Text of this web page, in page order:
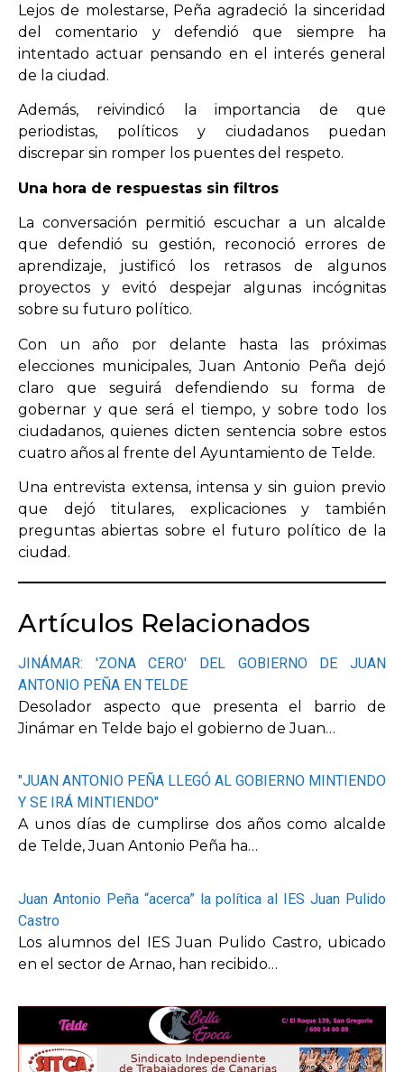
Lejos de molestarse, Peña agradeció la sinceridad
del comentario y defendió que siempre ha
intentado actuar pensando en el interés general
de la ciudad.
Además, reivindicó la importancia de que
periodistas, políticos y ciudadanos puedan
discrepar sin romper los puentes del respeto.
Una hora de respuestas sin filtros
La conversación permitió escuchar a un alcalde
que defendió su gestión, reconoció errores de
aprendizaje, justificó los retrasos de algunos
proyectos y evitó despejar algunas incógnitas
sobre su futuro político.
Con un año por delante hasta las próximas
elecciones municipales, Juan Antonio Peña dejó
claro que seguirá defendiendo su forma de
gobernar y que será el tiempo, y sobre todo los
ciudadanos, quienes dicten sentencia sobre estos
cuatro años al frente del Ayuntamiento de Telde.
Una entrevista extensa, intensa y sin guion previo
que dejó titulares, explicaciones y también
preguntas abiertas sobre el futuro político de la
ciudad.
Artículos Relacionados
JINÁMAR: 'ZONA CERO' DEL GOBIERNO DE JUAN
ANTONIO PEÑA EN TELDE
Desolador aspecto que presenta el barrio de
Jinámar en Telde bajo el gobierno de Juan…
"JUAN ANTONIO PEÑA LLEGÓ AL GOBIERNO MINTIENDO
Y SE IRÁ MINTIENDO"
A unos días de cumplirse dos años como alcalde
de Telde, Juan Antonio Peña ha…
Juan Antonio Peña “acerca” la política al IES Juan Pulido
Castro
Los alumnos del IES Juan Pulido Castro, ubicado
en el sector de Arnao, han recibido…